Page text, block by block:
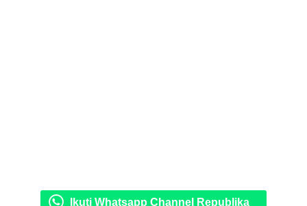
Ikuti Whatsapp Channel Republika